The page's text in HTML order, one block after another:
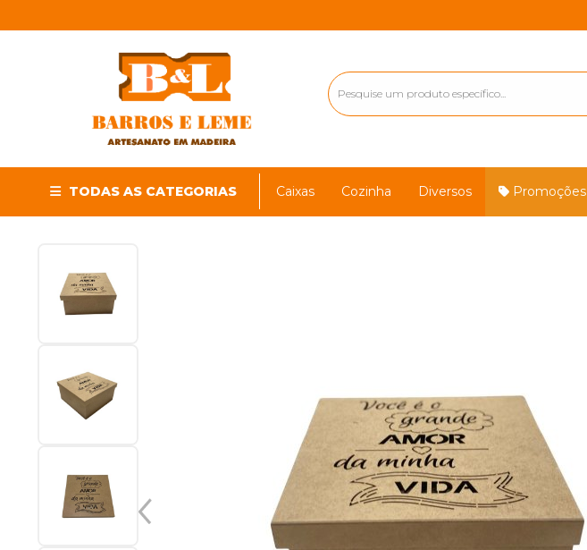
TODAS AS CATEGORIAS Caixas Cozinha Diversos Promoções